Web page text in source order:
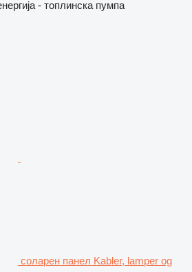
- топлинска пумпа
соларен панел Kabler, lamper og